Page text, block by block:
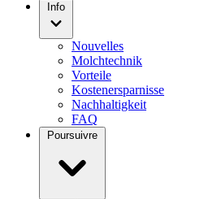
Info
Nouvelles
Molchtechnik
Vorteile
Kostenersparnisse
Nachhaltigkeit
FAQ
Poursuivre